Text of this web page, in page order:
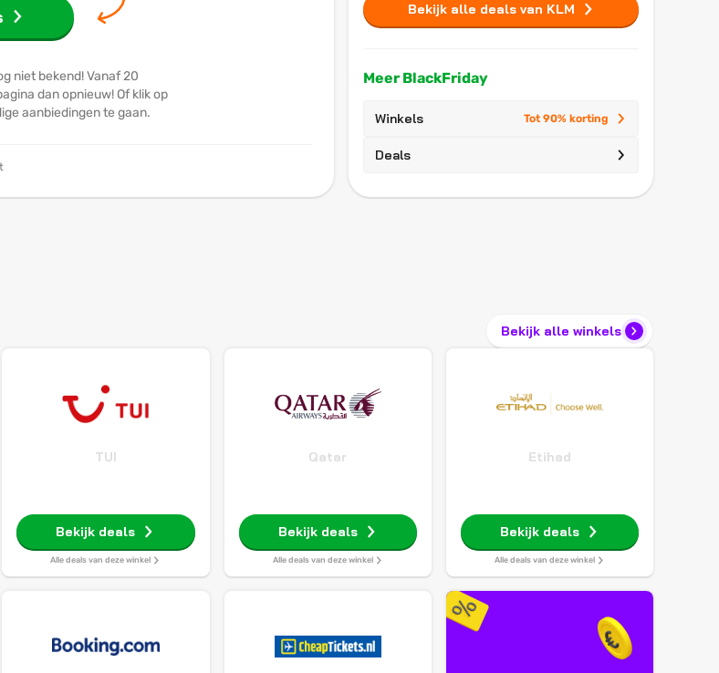
niet bekend! Vanaf 20
dan opnieuw! Of klik op
aanbiedingen te gaan.
Bekijk alle deals van KLM
Meer BlackFriday
Winkels Tot 90% korting
Deals
Bekijk alle winkels
TUI
Bekijk deals
Alle deals van deze winkel
Qatar
Bekijk deals
Alle deals van deze winkel
Etihad
Bekijk deals
Alle deals van deze winkel